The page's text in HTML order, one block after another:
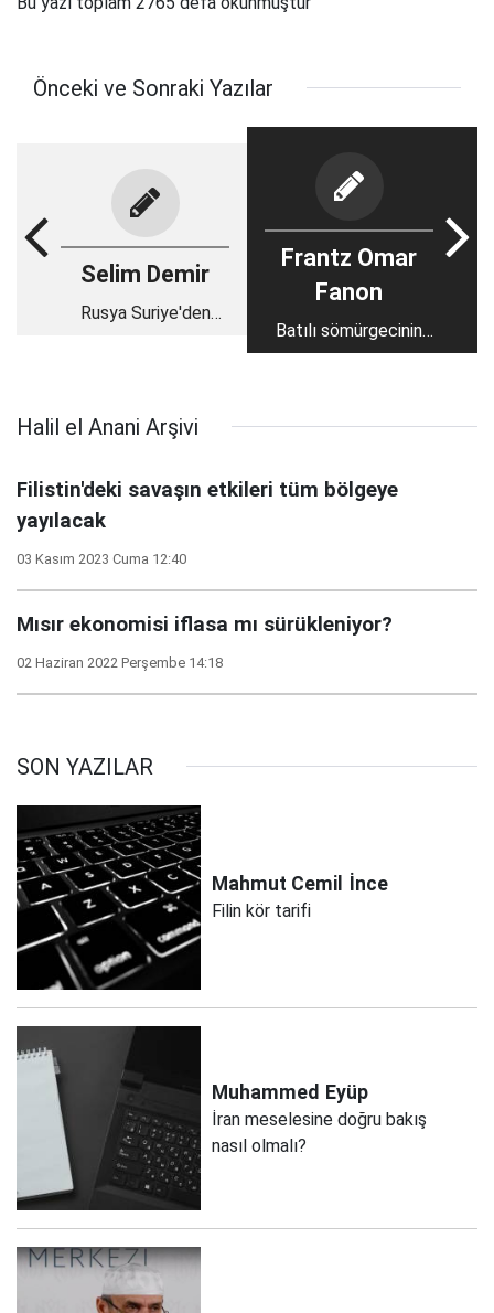
Önceki ve Sonraki Yazılar
Selim Demir
Rusya Suriye'den
Frantz Omar
Fanon
Batılı sömürgecinin
peçeyle savaşı:
Halil el Anani Arşivi
Filistin'deki savaşın etkileri tüm bölgeye
yayılacak
03 Kasım 2023 Cuma 12:40
Mısır ekonomisi iflasa mı sürükleniyor?
02 Haziran 2022 Perşembe 14:18
SON YAZILAR
Mahmut Cemil İnce
Filin kör tarifi
Muhammed Eyüp
İran meselesine doğru bakış
nasıl olmalı?